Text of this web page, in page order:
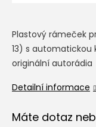
Plastový rámeček
13) s automatickou
originální autorádia
Detailní informace
Máte dotaz